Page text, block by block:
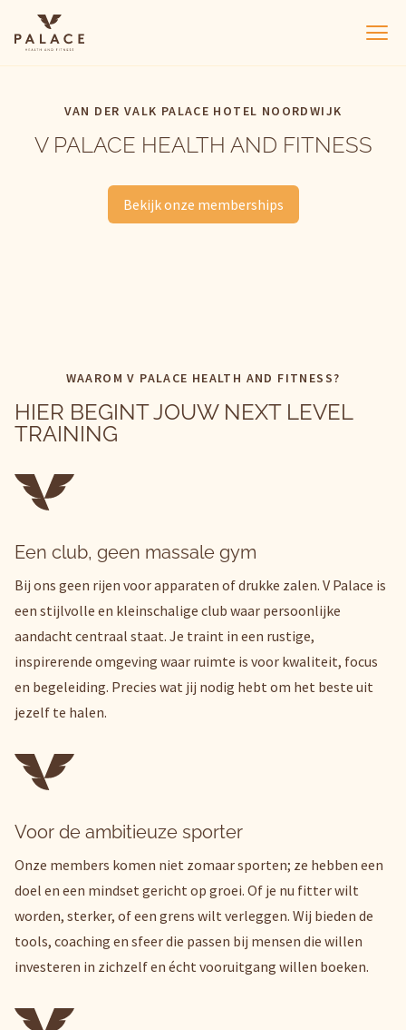
Van der Valk Palace Hotel Noordwijk
VAN DER VALK PALACE HOTEL NOORDWIJK
V PALACE HEALTH AND FITNESS
Bekijk onze memberships
WAAROM V PALACE HEALTH AND FITNESS?
HIER BEGINT JOUW NEXT LEVEL
TRAINING
Een club, geen massale gym
Bij ons geen rijen voor apparaten of drukke zalen. V Palace is
een stijlvolle en kleinschalige club waar persoonlijke
aandacht centraal staat. Je traint in een rustige,
inspirerende omgeving waar ruimte is voor kwaliteit, focus
en begeleiding. Precies wat jij nodig hebt om het beste uit
jezelf te halen.
Voor de ambitieuze sporter
Onze members komen niet zomaar sporten; ze hebben een
doel en een mindset gericht op groei. Of je nu fitter wilt
worden, sterker, of een grens wilt verleggen. Wij bieden de
tools, coaching en sfeer die passen bij mensen die willen
investeren in zichzelf en écht vooruitgang willen boeken.